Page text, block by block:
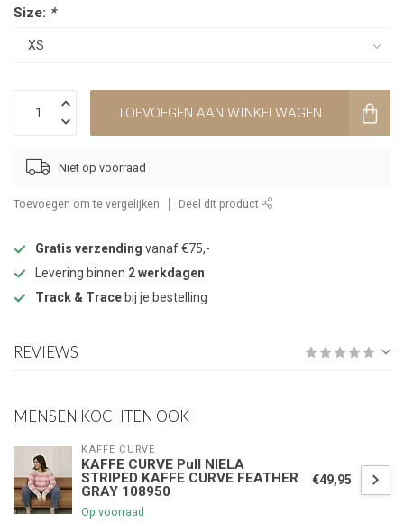
Size: *
TOEVOEGEN AAN WINKELWAGEN
Niet op voorraad
Toevoegen om te vergelijken Deel dit product
Gratis verzending vanaf €75,-
Levering binnen 2 werkdagen
Track & Trace bij je bestelling
REVIEWS
MENSEN KOCHTEN OOK
KAFFE CURVE
KAFFE CURVE Pull NIELA
STRIPED KAFFE CURVE FEATHER
GRAY 108950
Op voorraad
€49,95